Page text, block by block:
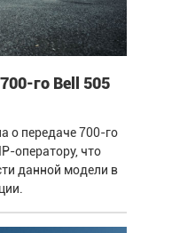
го Bell 505
о передаче 700-го
оператору, что
данной модели в